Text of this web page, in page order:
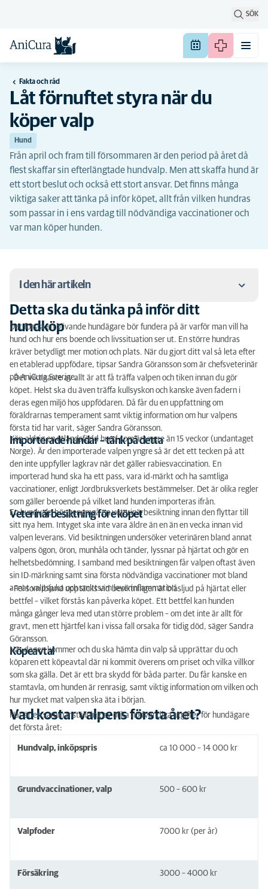
SÖK
Fakta och råd
Låt förnuftet styra när du
köper valp
Hund
Från april och fram till försommaren är den period på året då
flest skaffar sin efterlängtade hundvalp. Men att skaffa hund är
ett stort beslut och också ett stort ansvar. Det finns många
viktiga saker att tänka på inför köpet, allt från vilken hundras
som passar in i ens vardag till nödvändiga vaccinationer och
var man köper hunden.
I den här artikeln
Detta ska du tänka på inför ditt hundköp
Vad kostar valpens första året?
Detta ska du tänka på inför ditt
hundköp
Det första en blivande hundägare bör fundera på är varför man vill ha
hund och hur ens boende och livssituation ser ut. En större hundras
kräver betydligt mer motion och plats. När du gjort ditt val så leta efter
en etablerad uppfödare, tipsar Sandra Göransson som är chefsveterinär
på AniCura Sverige.
- Det viktigaste av allt är att få träffa valpen och tiken innan du gör
köpet. Helst ska du även träffa kullsyskon och kanske även fadern i
deras egen miljö hos uppfödaren. Då får du en uppfattning om
föräldrarnas temperament samt viktig information om hur valpens
första tid har varit, säger Sandra Göransson.
Importerade hundar – tänk på detta
Köp aldrig en utlandsfödd hund som är yngre än 15 veckor (undantaget
Norge). Är den importerade valpen yngre så är det ett tecken på att
den inte uppfyller lagkrav när det gäller rabiesvaccination. En
importerad hund ska ha ett pass, vara id-märkt och ha samtliga
vaccinationer, enligt Jordbruksverkets bestämmelser. Det är olika regler
som gäller beroende på vilket land hunden importeras ifrån.
Veterinärbesiktning före köpet
En hundvalp bör genomgå en veterinärbesiktning innan den flyttar till
sitt nya hem. Intyget ska inte vara äldre än en än en vecka innan vid
valpen leverans. Vid besiktningen undersöker veterinären bland annat
valpens ögon, öron, munhåla och tänder, lyssnar på hjärtat och gör en
helhetsbedömning. I samband med besiktningen får valpen oftast även
sin ID-märkning samt sina första nödvändiga vaccinationer mot bland
annat valpsjuka och smittsam leverinflammation.
- Fel som ibland upptäcks vid besiktningen är blåsljud på hjärtat eller
bettfel – vilket förstås kan påverka köpet. Ett bettfel kan hunden
många gånger leva med utan större problem – om det inte är allt för
gravt, men ett hjärtfel kan i vissa fall orsaka för tidig död, säger Sandra
Göransson.
Köpeavtal
När dagen kommer och du ska hämta din valp så upprättar du och
köparen ett köpeavtal där ni kommit överens om priset och vilka villkor
som ska gälla. Det är ett bra skydd för båda parter. Du får kanske en
stamtavla, om hunden är renrasig, samt viktig information om vilken och
hur mycket mat valpen ska äta i början.
Vad kostar valpens första året?
Här är en sammanställning av olika nödvändiga utgifter för hundägare
det första året:
Hundvalp, inköpspris ca 10 000 – 14 000 kr
Grundvaccinationer, valp 500 – 600 kr
Valpfoder 7000 kr (per år)
Försäkring 3000 – 4000 kr